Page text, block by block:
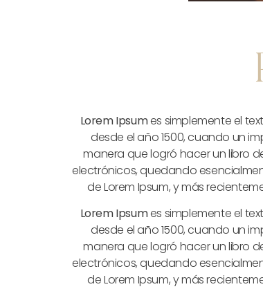
Lorem Ipsumes simplemente el
desde el año 1500, cuando un
manera que logró hacer un libro
electrónicos, quedando
de Lorem Ipsum, y más
Lorem Ipsumes simplemente el
desde el año 1500, cuando un
manera que logró hacer un libro
electrónicos, quedando
de Lorem Ipsum, y más